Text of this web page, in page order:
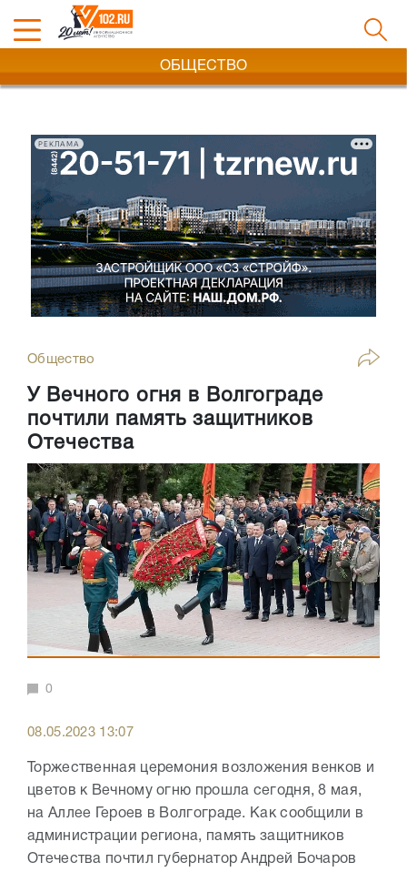
ОБЩЕСТВО
РЕКЛАМА
Общество
У Вечного огня в Волгограде
почтили память защитников
Отечества
0
08.05.2023 13:07
Торжественная церемония возложения венков и
цветов к Вечному огню прошла сегодня, 8 мая,
на Аллее Героев в Волгограде. Как сообщили в
администрации региона, память защитников
Отечества почтил губернатор Андрей Бочаров